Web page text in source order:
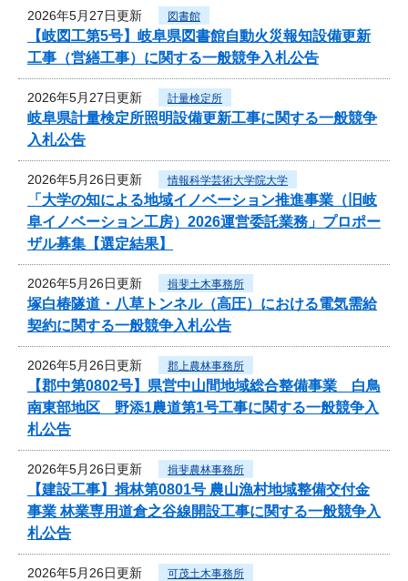
2026年5月27日更新 図書館
【岐図工第5号】岐阜県図書館自動火災報知設備更新
工事（営繕工事）に関する一般競争入札公告
2026年5月27日更新 計量検定所
岐阜県計量検定所照明設備更新工事に関する一般競争
入札公告
2026年5月26日更新 情報科学芸術大学院大学
「大学の知による地域イノベーション推進事業（旧岐
阜イノベーション工房）2026運営委託業務」プロポー
ザル募集【選定結果】
2026年5月26日更新 揖斐土木事務所
塚白椿隧道・八草トンネル（高圧）における電気需給
契約に関する一般競争入札公告
2026年5月26日更新 郡上農林事務所
【郡中第0802号】県営中山間地域総合整備事業 白鳥
南東部地区 野添1農道第1号工事に関する一般競争入
札公告
2026年5月26日更新 揖斐農林事務所
【建設工事】揖林第0801号 農山漁村地域整備交付金
事業 林業専用道倉之谷線開設工事に関する一般競争入
札公告
2026年5月26日更新 可茂土木事務所